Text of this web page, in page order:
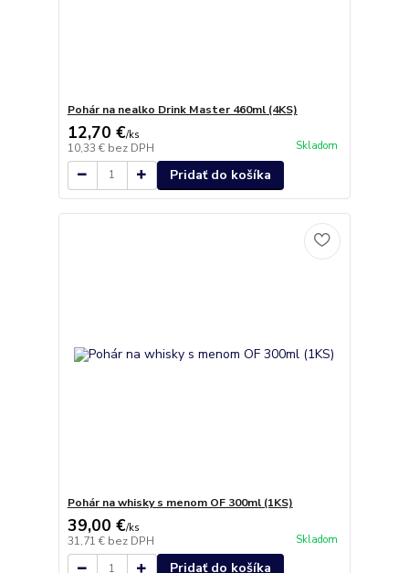
Pohár na nealko Drink Master 460ml (4KS)
12,70 €/ks
10,33 € bez DPH Skladom
Pridať do košíka
Pohár na whisky s menom OF 300ml (1KS)
39,00 €/ks
31,71 € bez DPH Skladom
Pridať do košíka